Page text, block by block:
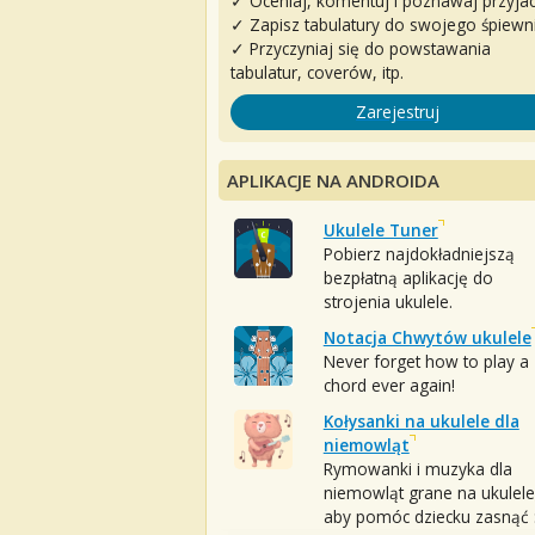
✓ Zapisz tabulatury do swojego
✓ Przyczyniaj się do powstawania
tabulatur, coverów, itp.
Zarejestruj
APLIKACJE NA ANDROIDA
Ukulele Tuner
Pobierz najdokładniejszą
bezpłatną aplikację do
strojenia ukulele.
Notacja Chwytów ukulele
Never forget how to play a
chord ever again!
Kołysanki na ukulele dla
niemowląt
Rymowanki i muzyka dla
niemowląt grane na
aby pomóc dziecku zasnąć